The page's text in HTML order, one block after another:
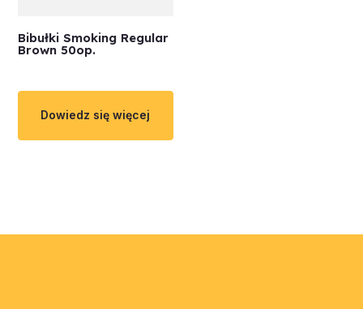
Bibułki Smoking Regular
Brown 50op.
Dowiedz się więcej